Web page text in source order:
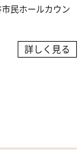
民ホールカウン
詳しく見る